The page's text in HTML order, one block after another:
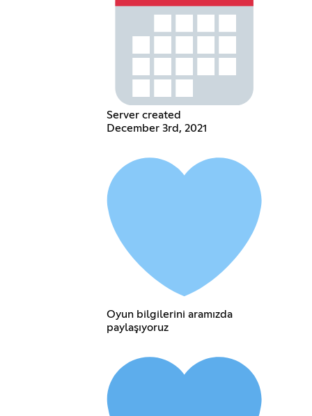
Server created
December 3rd, 2021
Oyun bilgilerini aramızda
paylaşıyoruz